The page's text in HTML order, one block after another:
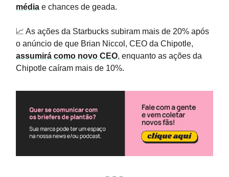
média e chances de geada.
📈 As ações da Starbucks subiram mais de 20% após
o anúncio de que Brian Niccol, CEO da Chipotle,
assumirá como novo CEO, enquanto as ações da
Chipotle caíram mais de 10%.